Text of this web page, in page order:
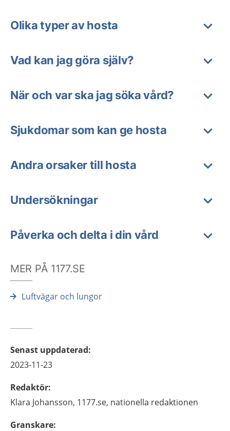
Olika typer av hosta
Vad kan jag göra själv?
När och var ska jag söka vård?
Sjukdomar som kan ge hosta
Andra orsaker till hosta
Undersökningar
Påverka och delta i din vård
MER PÅ 1177.SE
Luftvägar och lungor
Senast uppdaterad:
2023-11-23
Redaktör:
Klara Johansson, 1177.se, nationella redaktionen
Granskare: